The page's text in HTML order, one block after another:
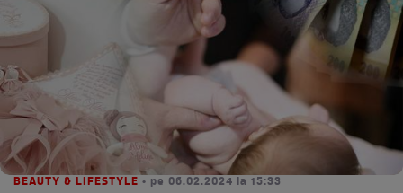
BEAUTY & LIFESTYLE • pe 06.02.2024 la 15:33